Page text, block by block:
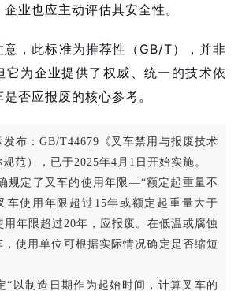
业也应主动评估其安全性。
意，此标准为推荐性（GB/T），并非
它为企业提供了权威、统一的技术依
否应报废的核心参考。
布：GB/T44679《叉车禁用与报废技术
范），已于2025年4月1日开始实施。
规定了叉车的使用年限—“额定起重量不
车使用年限超过15年或额定起重量大于
用年限超过20年，应报废。在低温或腐蚀
使用单位可根据实际情况确定是否缩短
“以制造日期作为起始时间，计算叉车的